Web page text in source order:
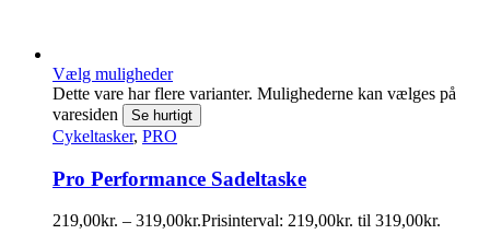
Vælg muligheder
Dette vare har flere varianter. Mulighederne kan vælges på
varesiden
Se hurtigt
Cykeltasker, PRO
Pro Performance Sadeltaske
219,00kr. – 319,00kr.Prisinterval: 219,00kr. til 319,00kr.